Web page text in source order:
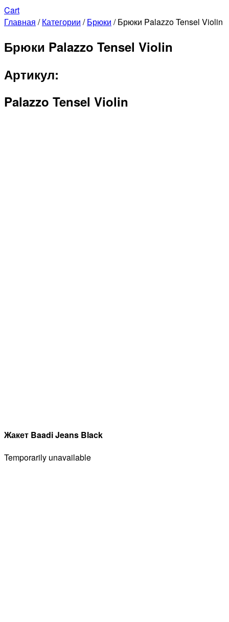
Cart
Главная /Категории /Брюки / Брюки Palazzo Tensel Violin
Брюки Palazzo Tensel Violin
Артикул:
Palazzo Tensel Violin
Жакет Baadi Jeans Black
Temporarily unavailable